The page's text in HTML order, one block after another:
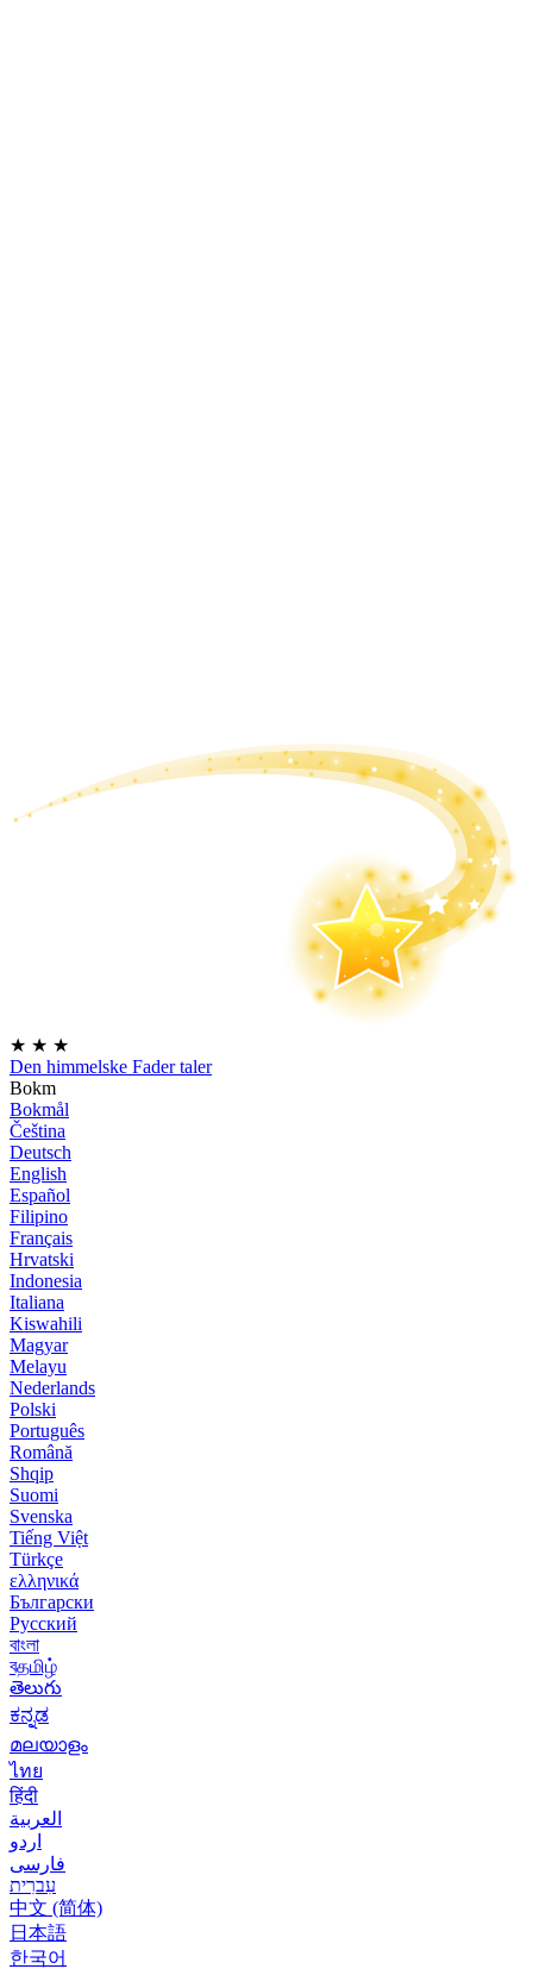
★ ★ ★
Den himmelske Fader taler
Bokm
Bokmål
Čeština
Deutsch
English
Español
Filipino
Français
Hrvatski
Indonesia
Italiana
Kiswahili
Magyar
Melayu
Nederlands
Polski
Português
Română
Shqip
Suomi
Svenska
Tiếng Việt
Türkçe
ελληνικά
Български
Русский
বাংলা
বதமிழ்
తెలుగు
ಕನ್ನಡ
മലയാളം
ไทย
हिंदी
العربية
اردو
فارسی
עִברִית
中文 (简体)
日本語
한국어